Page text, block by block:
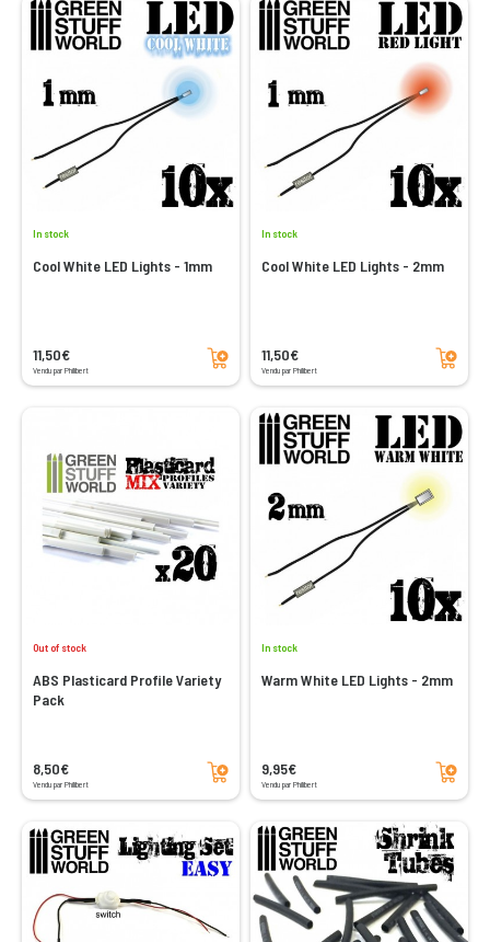
In stock
Cool White LED Lights - 1mm
11,50€
Vendu par Philibert
Add to cart
In stock
Cool White LED Lights - 2mm
11,50€
Vendu par Philibert
Add to cart
Out of stock
ABS Plasticard Profile Variety
Pack
8,50€
Vendu par Philibert
Add to cart
In stock
Warm White LED Lights - 2mm
9,95€
Vendu par Philibert
Add to cart